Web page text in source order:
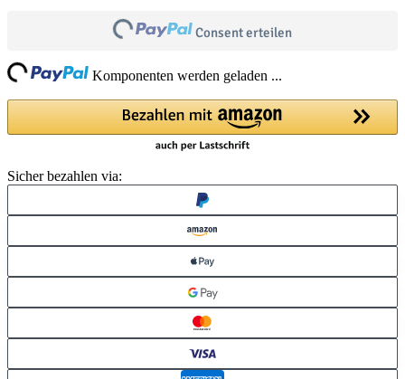
Loading... Consent erteilen
Komponenten werden geladen ...
Sicher bezahlen via: